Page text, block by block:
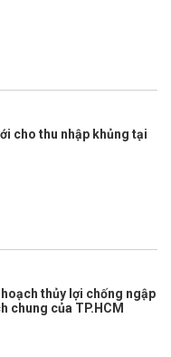
cho thu nhập khủng tại
thủy lợi chống ngập
chung của TP.HCM